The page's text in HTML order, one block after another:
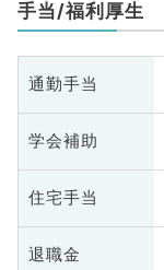
手当/福利厚生
通勤手当
学会補助
住宅手当
退職金